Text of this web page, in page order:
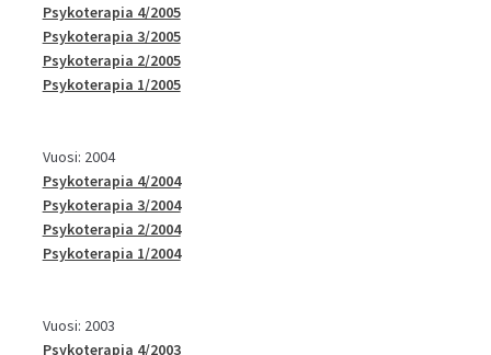
Psykoterapia 4/2005
Psykoterapia 3/2005
Psykoterapia 2/2005
Psykoterapia 1/2005
Vuosi: 2004
Psykoterapia 4/2004
Psykoterapia 3/2004
Psykoterapia 2/2004
Psykoterapia 1/2004
Vuosi: 2003
Psykoterapia 4/2003